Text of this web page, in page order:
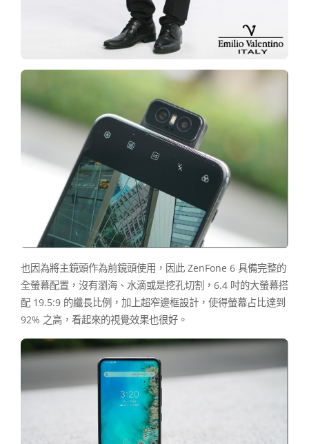
也因為將主鏡頭作為前鏡頭使用，因此 ZenFone 6 具備完整的
全螢幕配置，沒有瀏海、水滴或是挖孔切割，6.4 吋的大螢幕搭
配 19.5:9 的纖長比例，加上超窄邊框設計，使得螢幕占比達到
92% 之高，看起來的視覺效果也很好。